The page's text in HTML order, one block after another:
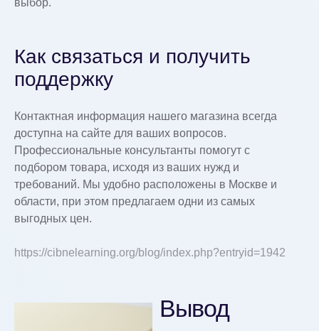
выбор.
Как связаться и получить
поддержку
Контактная информация нашего магазина всегда
доступна на сайте для ваших вопросов.
Профессиональные консультанты помогут с
подбором товара, исходя из ваших нужд и
требований. Мы удобно расположены в Москве и
области, при этом предлагаем одни из самых
выгодных цен.
https://cibnelearning.org/blog/index.php?entryid=1942
Вывод